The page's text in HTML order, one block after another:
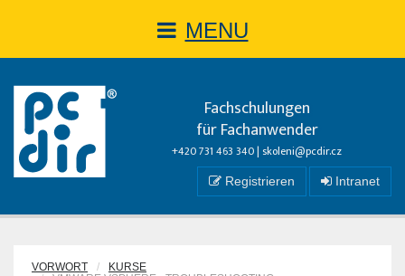
MENU
Fachschulungen
für Fachanwender
+420 731 463 340 | skoleni@pcdir.cz
Registrieren Intranet
VORWORT
KURSE